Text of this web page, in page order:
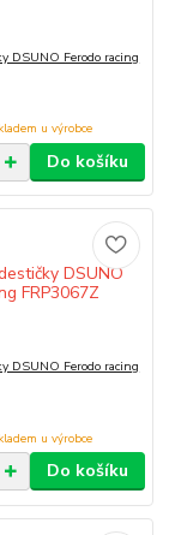
DSUNO Ferodo racing
Do košíku
DSUNO Ferodo racing
Do košíku